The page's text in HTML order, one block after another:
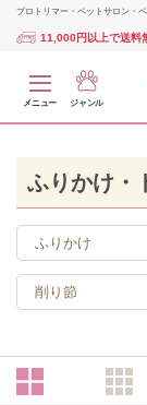
プロトリマー・ペットサロン・
11,000円以上で送料
メニュー ジャンル
ふりかけ・
ふりかけ
削り節